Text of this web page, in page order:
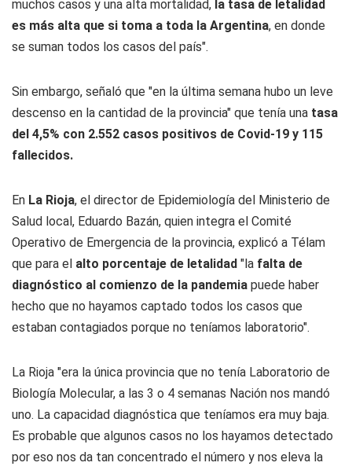
muchos casos y una alta mortalidad, la tasa de letalidad
es más alta que si toma a toda la Argentina, en donde
se suman todos los casos del país".
Sin embargo, señaló que "en la última semana hubo un leve
descenso en la cantidad de la provincia" que tenía una tasa
del 4,5% con 2.552 casos positivos de Covid-19 y 115
fallecidos.
En La Rioja, el director de Epidemiología del Ministerio de
Salud local, Eduardo Bazán, quien integra el Comité
Operativo de Emergencia de la provincia, explicó a Télam
que para el alto porcentaje de letalidad "la falta de
diagnóstico al comienzo de la pandemia puede haber
hecho que no hayamos captado todos los casos que
estaban contagiados porque no teníamos laboratorio".
La Rioja "era la única provincia que no tenía Laboratorio de
Biología Molecular, a las 3 o 4 semanas Nación nos mandó
uno. La capacidad diagnóstica que teníamos era muy baja.
Es probable que algunos casos no los hayamos detectado
por eso nos da tan concentrado el número y nos eleva la